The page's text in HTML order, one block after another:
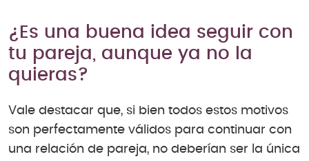
¿Es una buena idea seguir con
tu pareja, aunque ya no la
quieras?
Vale destacar que, si bien todos estos motivos
son perfectamente válidos para continuar con
una relación de pareja, no deberían ser la única